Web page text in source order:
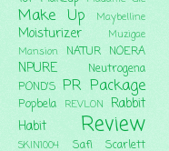
Make Up Maybelline
Moisturizer
Muzigae
Mansion NATUR NOERA
NPURE
Neutrogena
POND'S PR Package
Popbela REVLON Rabbit
Habit
Review
SKIN1004 Safi Scarlett